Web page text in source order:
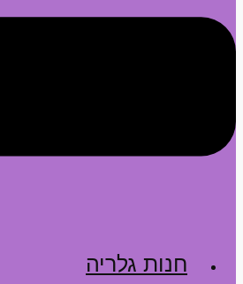
חנות גלריה